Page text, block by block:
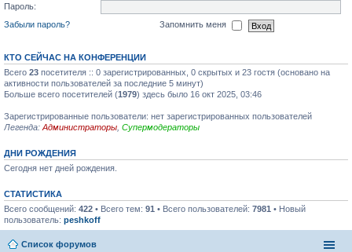
Пароль:
Забыли пароль?
Запомнить меня
КТО СЕЙЧАС НА КОНФЕРЕНЦИИ
Всего 23 посетителя :: 0 зарегистрированных, 0 скрытых и 23 гостя (основано на
активности пользователей за последние 5 минут)
Больше всего посетителей (1979) здесь было 16 окт 2025, 03:46
Зарегистрированные пользователи: нет зарегистрированных пользователей
Легенда: Администраторы Супермодераторы
ДНИ РОЖДЕНИЯ
Сегодня нет дней рождения.
СТАТИСТИКА
Всего сообщений: 422 • Всего тем: 91 • Всего пользователей: 7981 • Новый
пользователь: peshkoff
Список форумов